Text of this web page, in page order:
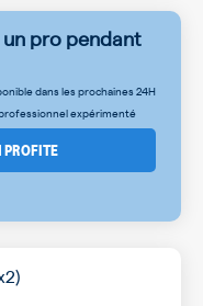
pro pendant
dans les prochaines 24H
expérimenté
PROFITE